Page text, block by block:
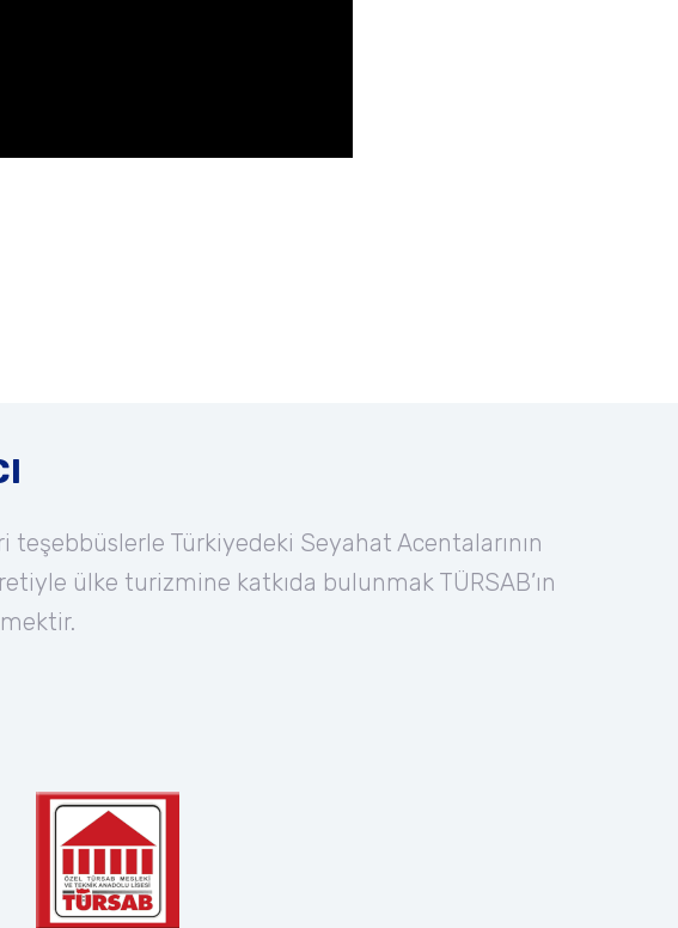
Türkiyedeki Seyahat Acentalarının
ülke turizmine katkıda bulunmak TÜRSAB’ın